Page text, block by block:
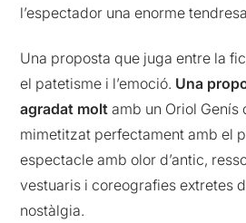
l’espectador una enorme
Una proposta que juga entre la
el patetisme i l’emoció. Una
agradat molt amb un Oriol Genís
mimetitzat perfectament amb el
espectacle amb olor d’antic,
vestuaris i coreografies extretes
nostàlgia.